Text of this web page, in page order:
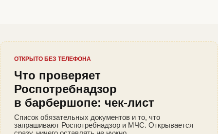
ОТКРЫТО БЕЗ ТЕЛЕФОНА
Что проверяет
Роспотребнадзор
в барбершопе: чек-лист
Список обязательных документов и то, что
запрашивают Роспотребнадзор и МЧС. Открывается